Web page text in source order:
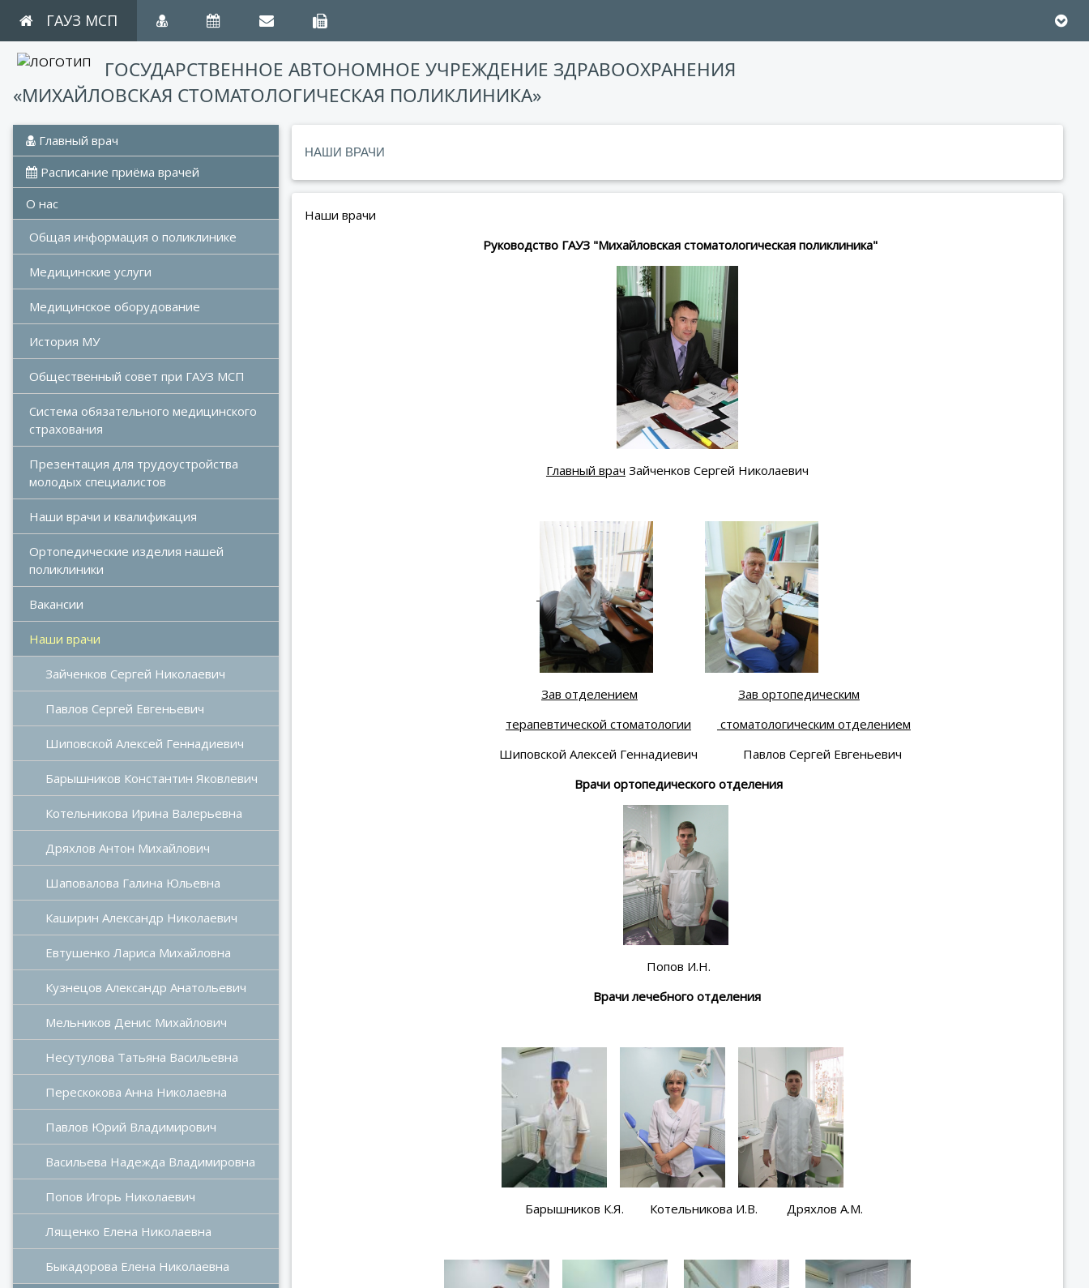
ГАУЗ МСП
ГОСУДАРСТВЕННОЕ АВТОНОМНОЕ УЧРЕЖДЕНИЕ ЗДРАВООХРАНЕНИЯ
«МИХАЙЛОВСКАЯ СТОМАТОЛОГИЧЕСКАЯ ПОЛИКЛИНИКА»
Главный врач
Расписание приёма врачей
О нас
Общая информация о поликлинике
Медицинские услуги
Медицинское оборудование
История МУ
Общественный совет при ГАУЗ МСП
Система обязательного медицинского
страхования
Презентация для трудоустройства
молодых специалистов
Наши врачи и квалификация
Ортопедические изделия нашей
поликлиники
Вакансии
Наши врачи
Зайченков Сергей Николаевич
Павлов Сергей Евгеньевич
Шиповской Алексей Геннадиевич
Барышников Константин Яковлевич
Котельникова Ирина Валерьевна
Дряхлов Антон Михайлович
Шаповалова Галина Юльевна
Каширин Александр Николаевич
Евтушенко Лариса Михайловна
Кузнецов Александр Анатольевич
Мельников Денис Михайлович
Несутулова Татьяна Васильевна
Перескокова Анна Николаевна
Павлов Юрий Владимирович
Васильева Надежда Владимировна
Попов Игорь Николаевич
Лященко Елена Николаевна
Быкадорова Елена Николаевна
НАШИ ВРАЧИ
Наши врачи
Руководство ГАУЗ "Михайловская стоматологическая поликлиника"
Главный врач Зайченков Сергей Николаевич
Зав отделением
Зав ортопедическим
терапевтической стоматологии
стоматологическим отделением
Шиповской Алексей Геннадиевич Павлов Сергей Евгеньевич
Врачи ортопедического отделения
Попов И.Н.
Врачи лечебного отделения
Барышников К.Я. Котельникова И.В. Дряхлов А.М.